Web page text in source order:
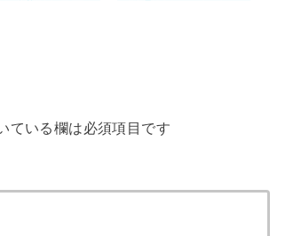
ている欄は必須項目です